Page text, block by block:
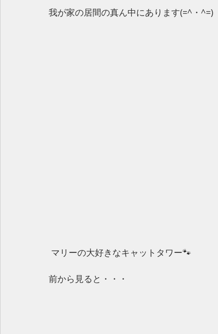
我が家の居間の真ん中にあります(=^・^=)
マリーの大好きなキャットタワー🐾
前から見ると・・・